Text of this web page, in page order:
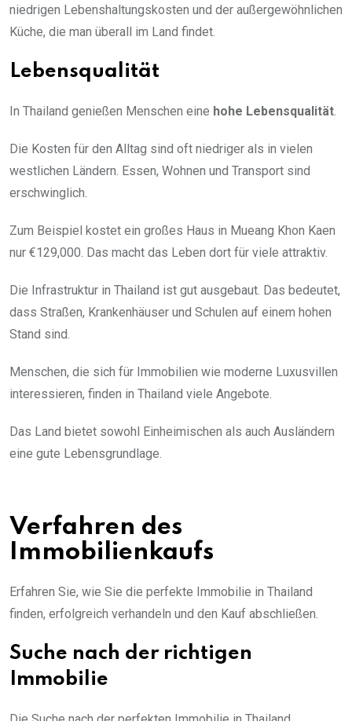
niedrigen Lebenshaltungskosten und der außergewöhnlichen
Küche, die man überall im Land findet.
Lebensqualität
In Thailand genießen Menschen eine hohe Lebensqualität
Die Kosten für den Alltag sind oft niedriger als in vielen
westlichen Ländern. Essen, Wohnen und Transport sind
erschwinglich.
Zum Beispiel kostet ein großes Haus in Mueang Khon Kaen
nur €129,000. Das macht das Leben dort für viele attraktiv.
Die Infrastruktur in Thailand ist gut ausgebaut. Das bedeutet,
dass Straßen, Krankenhäuser und Schulen auf einem hohen
Stand sind.
Menschen, die sich für Immobilien wie moderne Luxusvillen
interessieren, finden in Thailand viele Angebote.
Das Land bietet sowohl Einheimischen als auch Ausländern
eine gute Lebensgrundlage.
Verfahren des
Immobilienkaufs
Erfahren Sie, wie Sie die perfekte Immobilie in Thailand
finden, erfolgreich verhandeln und den Kauf abschließen.
Suche nach der richtigen
Immobilie